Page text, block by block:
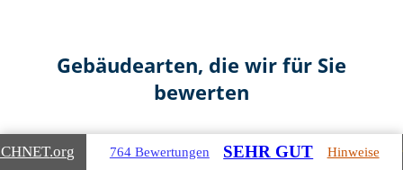
Gebäudearten, die wir für Sie
bewerten
.org 764 Bewertungen SEHR GUT Hinweise